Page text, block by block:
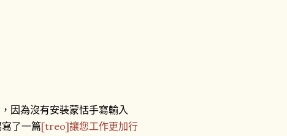
因為沒有安裝蒙恬手寫輸入
了一篇[treo]讓您工作更加行